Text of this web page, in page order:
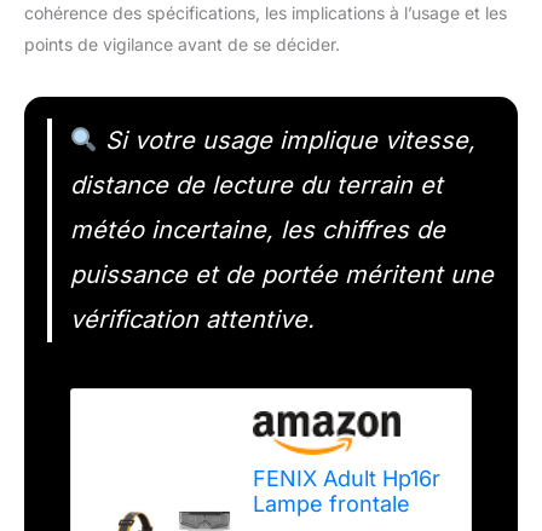
cohérence des spécifications, les implications à l’usage et les
points de vigilance avant de se décider.
Si votre usage implique vitesse,
distance de lecture du terrain et
météo incertaine, les chiffres de
puissance et de portée méritent une
vérification attentive.
FENIX Adult Hp16r
Lampe frontale